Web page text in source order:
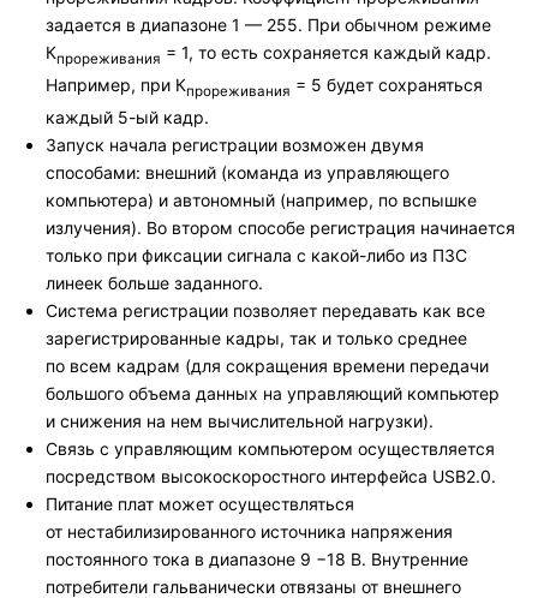
задается в диапазоне 1 — 255. При обычном режиме
Кпрореживания = 1, то есть сохраняется каждый кадр.
Например, при Кпрореживания = 5 будет сохраняться
каждый 5-ый кадр.
Запуск начала регистрации возможен двумя
способами: внешний (команда из управляющего
компьютера) и автономный (например, по вспышке
излучения). Во втором способе регистрация начинается
только при фиксации сигнала с какой-либо из ПЗС
линеек больше заданного.
Система регистрации позволяет передавать как все
зарегистрированные кадры, так и только среднее
по всем кадрам (для сокращения времени передачи
большого объема данных на управляющий компьютер
и снижения на нем вычислительной нагрузки).
Связь с управляющим компьютером осуществляется
посредством высокоскоростного интерфейса USB2.0.
Питание плат может осуществляться
от нестабилизированного источника напряжения
постоянного тока в диапазоне 9 −18 В. Внутренние
потребители гальванически отвязаны от внешнего